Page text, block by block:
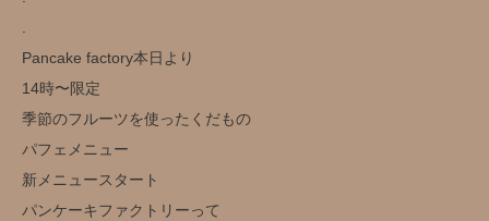
Pancake factory本日より
14時〜限定
季節のフルーツを使ったくだもの
パフェメニュー
新メニュースタート
パンケーキファクトリーって